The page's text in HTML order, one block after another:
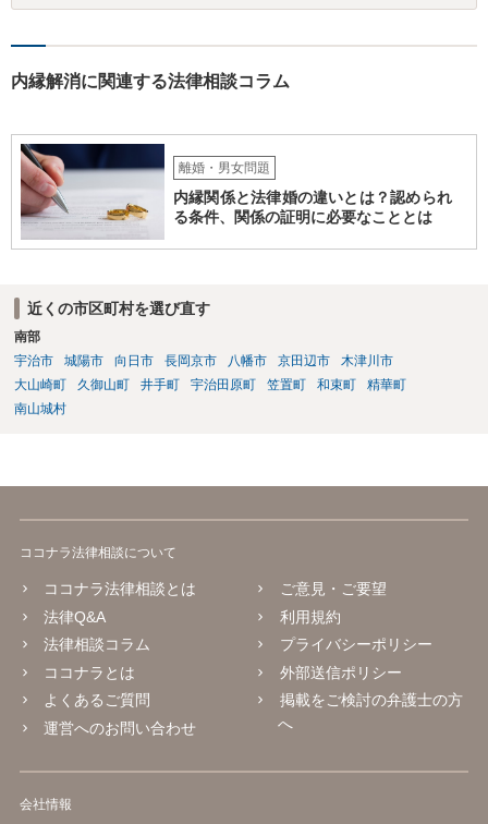
と整えての訴訟提起だとは思いますが、これからでも整えられるので
います。具体的な事情が分かりかねますので、幅のありすぎる回答で
ば幸いです。
内縁解消に関連する法律相談コラム
離婚・男女問題
内縁関係と法律婚の違いとは？認められ
る条件、関係の証明に必要なこととは
近くの市区町村を選び直す
南部
宇治市
城陽市 向日市 長岡京市 八幡市 京田辺市
木津川市
大山崎町
久御山町 井手町 宇治田原町 笠置町 和束町
精華町
南山城村
ココナラ法律相談について
ココナラ法律相談とは
法律Q&A
法律相談コラム
ココナラとは
よくあるご質問
運営へのお問い合わせ
ご意見・ご要望
利用規約
プライバシーポリシー
外部送信ポリシー
掲載をご検討の弁護士の方
へ
会社情報